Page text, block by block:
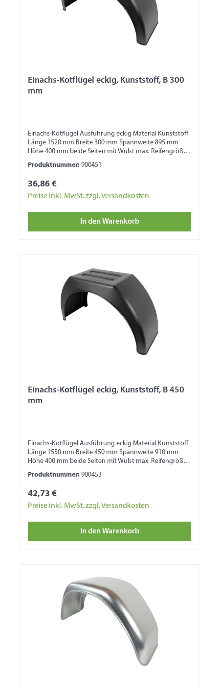
Einachs-Kotflügel eckig, Kunststoff, B 300
mm
Einachs-Kotflügel Ausführung eckig Material Kunststoff
Länge 1520 mm Breite 300 mm Spannweite 895 mm
Höhe 400 mm beide Seiten mit Wulst max. Reifengröße
195 R15
Produktnummer: 900451
36,86 €
Preise inkl. MwSt. zzgl. Versandkosten
In den Warenkorb
Einachs-Kotflügel eckig, Kunststoff, B 450
mm
Einachs-Kotflügel Ausführung eckig Material Kunststoff
Länge 1550 mm Breite 450 mm Spannweite 910 mm
Höhe 400 mm beide Seiten mit Wulst max. Reifengröße
195 R16
Produktnummer: 900453
42,73 €
Preise inkl. MwSt. zzgl. Versandkosten
In den Warenkorb